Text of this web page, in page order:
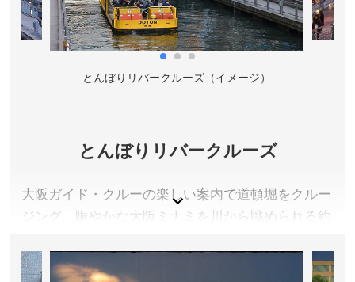
とんぼりリバークルーズ（イメージ）
とんぼりリバークルーズ
大阪ガイド・クルーの楽しい案内で道頓堀をクルー
ジング。賑やかな大阪ミナミを川から眺められる約
大阪府大阪市